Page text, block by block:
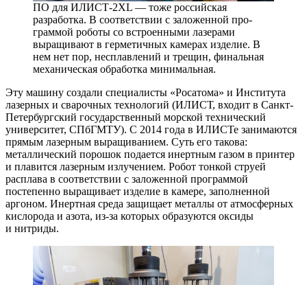
ПО для ИЛИСТ‑2XL — тоже российская
разработка. В соответствии с заложенной про‑
граммой роботы со встроенными лазерами
выращивают в герметичных камерах изделие. В
нем нет пор, несплавлений и трещин, финальная
механическая обработка минимальная.
Эту машину создали специалисты «Росатома» и Института
лазерных и сварочных технологий (ИЛИСТ, входит в Санкт-
Петербургский государственный морской технический
университет, СПбГМТУ). С 2014 года в ИЛИСТе занимаются
прямым лазерным выращиванием. Суть его такова:
металлический порошок подается инертным газом в принтер
и плавится лазерным излучением. Робот тонкой струей
расплава в соответствии с заложенной программой
постепенно выращивает изделие в камере, заполненной
аргоном. Инертная среда защищает металлы от атмосферных
кислорода и азота, из-за которых образуются оксиды
и нитриды.